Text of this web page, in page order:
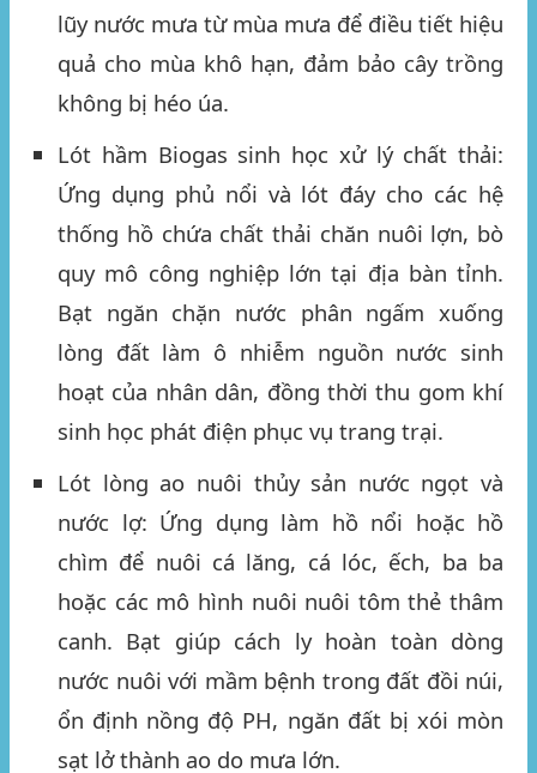
lũy nước mưa từ mùa mưa để điều tiết hiệu
quả cho mùa khô hạn, đảm bảo cây trồng
không bị héo úa.
Lót hầm Biogas sinh học xử lý chất thải:
Ứng dụng phủ nổi và lót đáy cho các hệ
thống hồ chứa chất thải chăn nuôi lợn, bò
quy mô công nghiệp lớn tại địa bàn tỉnh.
Bạt ngăn chặn nước phân ngấm xuống
lòng đất làm ô nhiễm nguồn nước sinh
hoạt của nhân dân, đồng thời thu gom khí
sinh học phát điện phục vụ trang trại.
Lót lòng ao nuôi thủy sản nước ngọt và
nước lợ: Ứng dụng làm hồ nổi hoặc hồ
chìm để nuôi cá lăng, cá lóc, ếch, ba ba
hoặc các mô hình nuôi nuôi tôm thẻ thâm
canh. Bạt giúp cách ly hoàn toàn dòng
nước nuôi với mầm bệnh trong đất đồi núi,
ổn định nồng độ PH, ngăn đất bị xói mòn
sạt lở thành ao do mưa lớn.